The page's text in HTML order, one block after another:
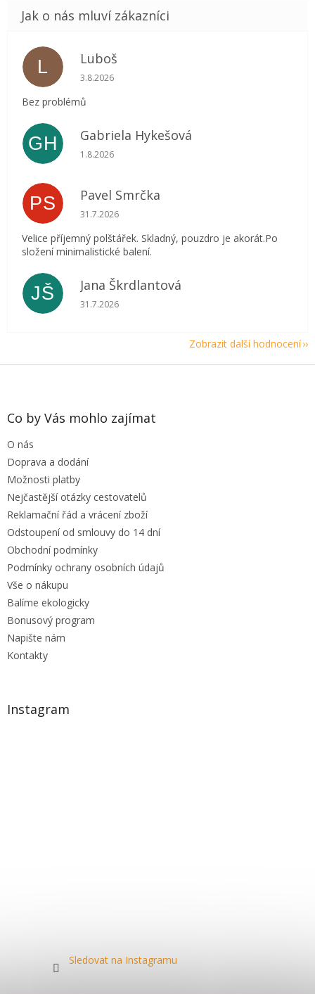
L Luboš
Hodnocení obchodu je 5 z 5 hvězdiček.
3.8.2026
Bez problémů
GH Gabriela Hykešová
Hodnocení obchodu je 5 z 5 hvězdiček.
1.8.2026
PS Pavel Smrčka
Hodnocení obchodu je 5 z 5 hvězdiček.
31.7.2026
Velice příjemný polštářek. Skladný, pouzdro je akorát.Po
složení minimalistické balení.
JŠ Jana Škrdlantová
Hodnocení obchodu je 5 z 5 hvězdiček.
31.7.2026
Zobrazit další hodnocení
Z
Co by Vás mohlo zajímat
O nás
Doprava a dodání
Možnosti platby
Nejčastější otázky cestovatelů
Reklamační řád a vrácení zboží
Odstoupení od smlouvy do 14 dní
Obchodní podmínky
Podmínky ochrany osobních údajů
Vše o nákupu
Balíme ekologicky
Bonusový program
Napište nám
Kontakty
Instagram
Sledovat na Instagramu